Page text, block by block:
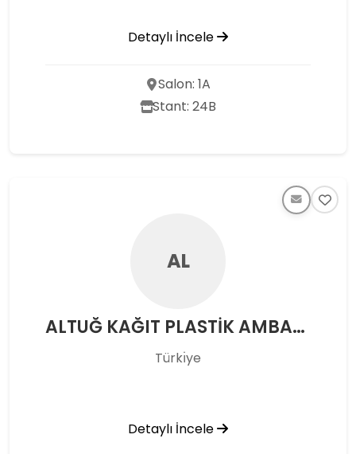
Detaylı İncele
Salon: 1A
Stant: 24B
AL
ALTUĞ KAĞIT PLASTİK AMBALAJ SAN. VE TİC.LTD.ŞTİ
Türkı̇ye
Detaylı İncele